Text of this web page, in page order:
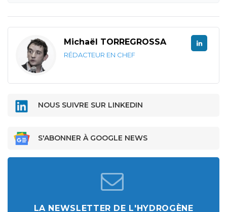
Michaël TORREGROSSA
RÉDACTEUR EN CHEF
NOUS SUIVRE SUR LINKEDIN
S'ABONNER À GOOGLE NEWS
LA NEWSLETTER DE L'HYDROGÈNE